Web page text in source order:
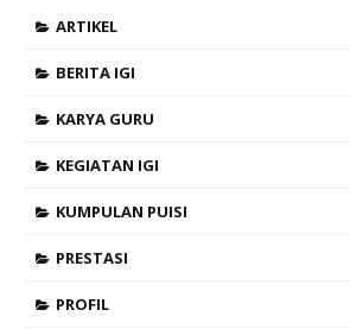
ARTIKEL
BERITA IGI
KARYA GURU
KEGIATAN IGI
KUMPULAN PUISI
PRESTASI
PROFIL